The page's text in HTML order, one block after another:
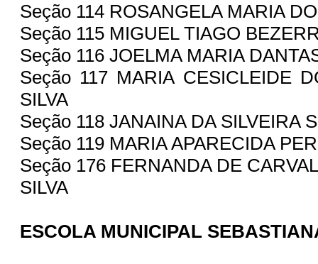
Seção 114 ROSANGELA MARIA
Seção 115 MIGUEL TIAGO
Seção 116 JOELMA MARIA
Seção 117 MARIA CESICLEIDE
SILVA
Seção 118 JANAINA DA SILVEIRA
Seção 119 MARIA APARECIDA
Seção 176 FERNANDA DE
SILVA
ESCOLA MUNICIPAL